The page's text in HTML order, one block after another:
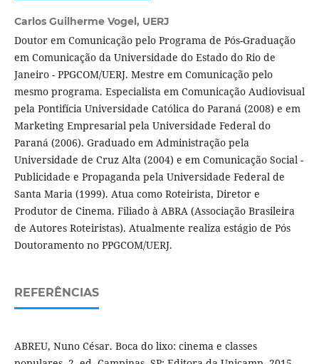
Carlos Guilherme Vogel, UERJ
Doutor em Comunicação pelo Programa de Pós-Graduação
em Comunicação da Universidade do Estado do Rio de
Janeiro - PPGCOM/UERJ. Mestre em Comunicação pelo
mesmo programa. Especialista em Comunicação Audiovisual
pela Pontifícia Universidade Católica do Paraná (2008) e em
Marketing Empresarial pela Universidade Federal do
Paraná (2006). Graduado em Administração pela
Universidade de Cruz Alta (2004) e em Comunicação Social -
Publicidade e Propaganda pela Universidade Federal de
Santa Maria (1999). Atua como Roteirista, Diretor e
Produtor de Cinema. Filiado à ABRA (Associação Brasileira
de Autores Roteiristas). Atualmente realiza estágio de Pós
Doutoramento no PPGCOM/UERJ.
REFERÊNCIAS
ABREU, Nuno César. Boca do lixo: cinema e classes